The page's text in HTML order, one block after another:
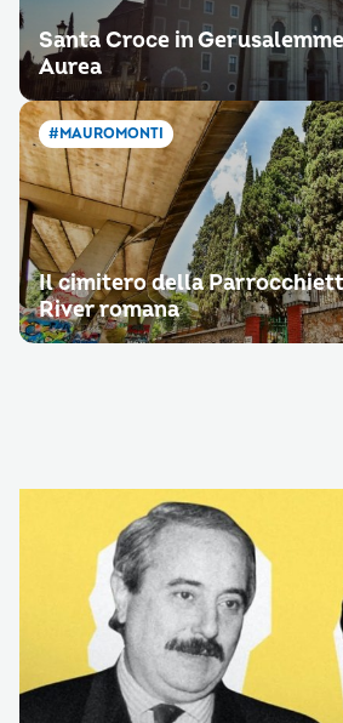
Santa Croce in
Aurea
#MAUROMONTI
Il cimitero della
River romana